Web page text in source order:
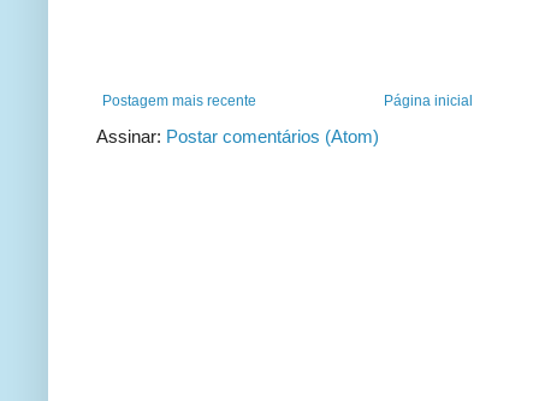
Postagem mais recente Página inicial
Assinar: Postar comentários (Atom)